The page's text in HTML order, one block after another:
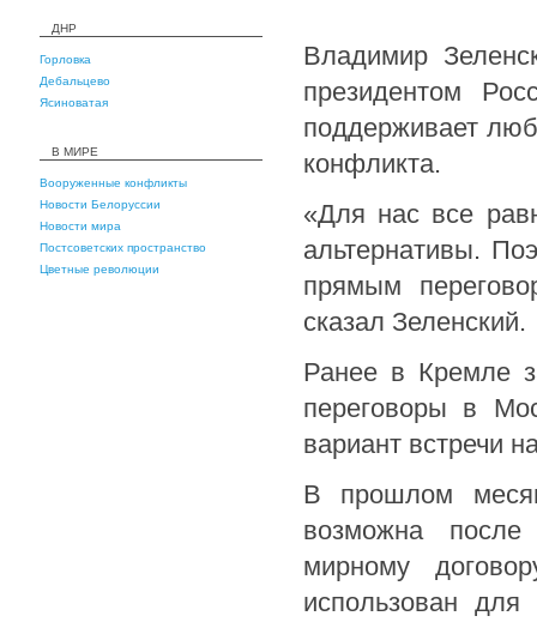
ДНР
Горловка
Дебальцево
Ясиноватая
В МИРЕ
Вооруженные конфликты
Новости Белоруссии
Новости мира
Постсоветских пространство
Цветные революции
Владимир
президентом
поддерживает
конфликта.
«Для нас все
альтернативы.
прямым
сказал Зеленский.
Ранее в Кремле
переговоры в
вариант встречи
В прошлом
возможна после
мирному
использован